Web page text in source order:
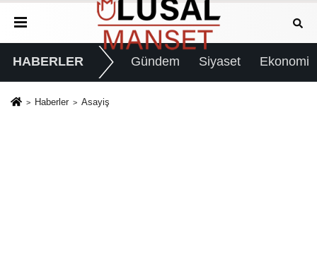
HABERLER Gündem Siyaset Ekonomi
Haberler Asayiş